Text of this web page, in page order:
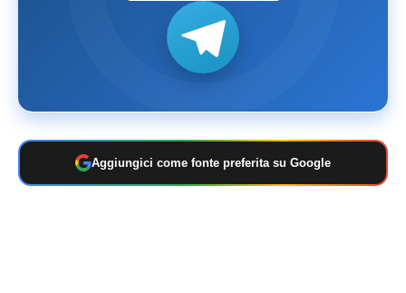
Aggiungici come fonte preferita su Google